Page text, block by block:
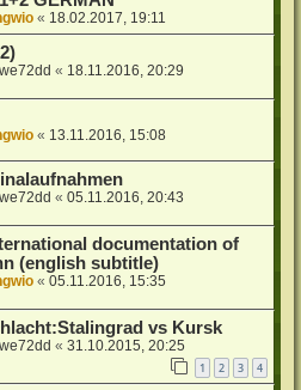
« 18.02.2017, 19:11
« 18.11.2016, 20:29
« 13.11.2016, 15:08
«05.11.2016, 20:43
documentation of
(english subtitle)
«05.11.2016, 15:35
vs Kursk
«31.10.2015, 20:25
1 2 3 4